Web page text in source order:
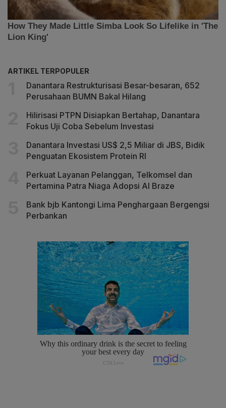
ARTIKEL TERPOPULER
Danantara Restrukturisasi Besar-besaran, 652
Perusahaan BUMN Bakal Hilang
Hilirisasi PTPN Disiapkan Bertahap, Danantara
Fokus Uji Coba Sebelum Investasi
Danantara Investasi US$ 2,5 Miliar di JBS, Bidik
Penguatan Ekosistem Protein RI
Perkuat Layanan Pelanggan, Telkomsel dan
Pertamina Patra Niaga Adopsi AI Braze
Bank bjb Kantongi Lima Penghargaan Bergengsi
Perbankan